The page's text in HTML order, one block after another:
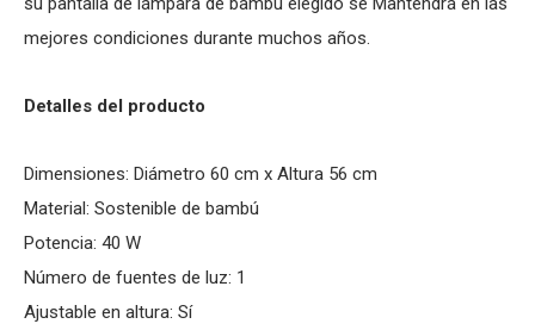
mejores condiciones durante muchos años.
Detalles del producto
Dimensiones: Diámetro 60 cm x Altura 56 cm
Material: Sostenible de bambú
Potencia: 40 W
Número de fuentes de luz: 1
Ajustable en altura: Sí­